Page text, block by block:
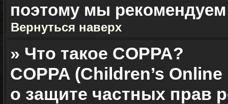
поэтому мы рекомендуем
Вернуться наверх
» Что такое COPPA?
COPPA (Children’s
о защите частных прав